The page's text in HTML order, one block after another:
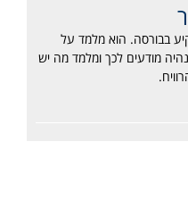
בבורסה. הוא מלמד על
מודעים לכך ומלמד מה יש